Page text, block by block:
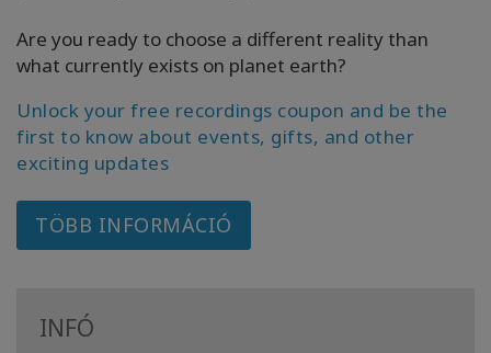
Are you ready to choose a different reality than
what currently exists on planet earth?
Unlock your free recordings coupon and be the
first to know about events, gifts, and other
exciting updates
TÖBB INFORMÁCIÓ
INFÓ